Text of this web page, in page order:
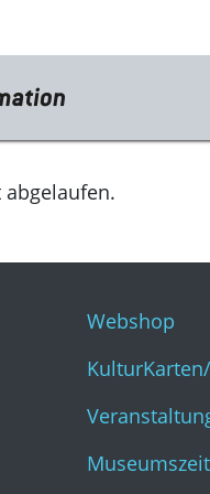
Webshop